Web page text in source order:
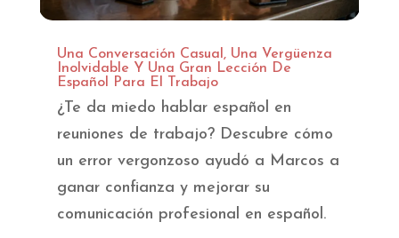
Una Conversación Casual, Una Vergüenza
Inolvidable Y Una Gran Lección De
Español Para El Trabajo
¿Te da miedo hablar español en
reuniones de trabajo? Descubre cómo
un error vergonzoso ayudó a Marcos a
ganar confianza y mejorar su
comunicación profesional en español.